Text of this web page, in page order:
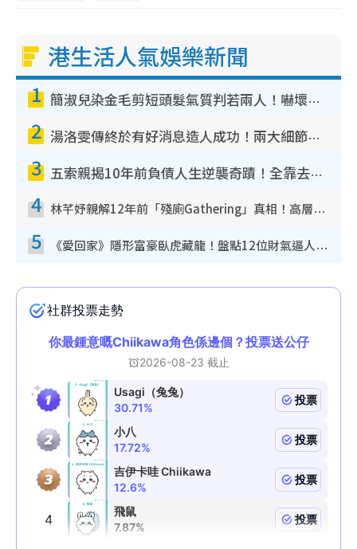
港生活人氣娛樂新聞
1 簡淑兒染金毛剪短頭髮氣質判若兩人！嚇壞老公麥大力都認唔出：「你做咩事？」
2 湯洛雯傳終於有好消息造人成功！兩大細節曝孕味極濃惹猜測：大肚婆先會咁！
3 五索親揭10年前負債人生逆襲奇蹟！全靠去一地方轉運後即遇上馬先生
4 林芊妤親解12年前「殘廁Gathering」真相！高層解約一句話重創尊嚴至今拒返TVB
5 《愛回家》隱形富豪臥虎藏龍！盤點12位財氣逼人的有錢藝人：呢位靚女3億身家唔憂做